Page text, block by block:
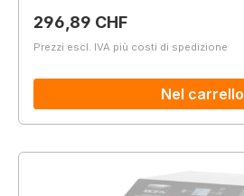
Prezzo normale:
296,89 CHF
Prezzi escl. IVA più costi di spedizione
Nel carrello